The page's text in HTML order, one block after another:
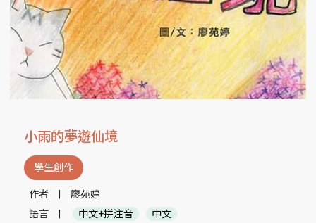
小雨的夢遊仙境
學生創作
作者
廖苑婷
語言
中文+拼注音
中文